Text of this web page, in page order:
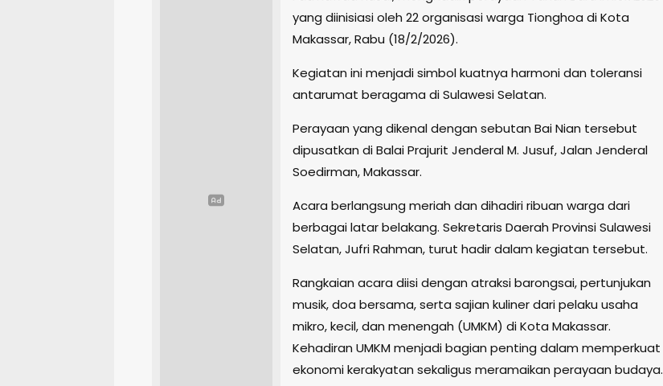
yang diinisiasi oleh 22 organisasi warga Tionghoa di Kota
Makassar, Rabu (18/2/2026).
Kegiatan ini menjadi simbol kuatnya harmoni dan toleransi
antarumat beragama di Sulawesi Selatan.
Perayaan yang dikenal dengan sebutan Bai Nian tersebut
dipusatkan di Balai Prajurit Jenderal M. Jusuf, Jalan Jenderal
Soedirman, Makassar.
Acara berlangsung meriah dan dihadiri ribuan warga dari
berbagai latar belakang. Sekretaris Daerah Provinsi Sulawesi
Selatan, Jufri Rahman, turut hadir dalam kegiatan tersebut.
Rangkaian acara diisi dengan atraksi barongsai, pertunjukan
musik, doa bersama, serta sajian kuliner dari pelaku usaha
mikro, kecil, dan menengah (UMKM) di Kota Makassar.
Kehadiran UMKM menjadi bagian penting dalam memperkuat
ekonomi kerakyatan sekaligus meramaikan perayaan budaya.